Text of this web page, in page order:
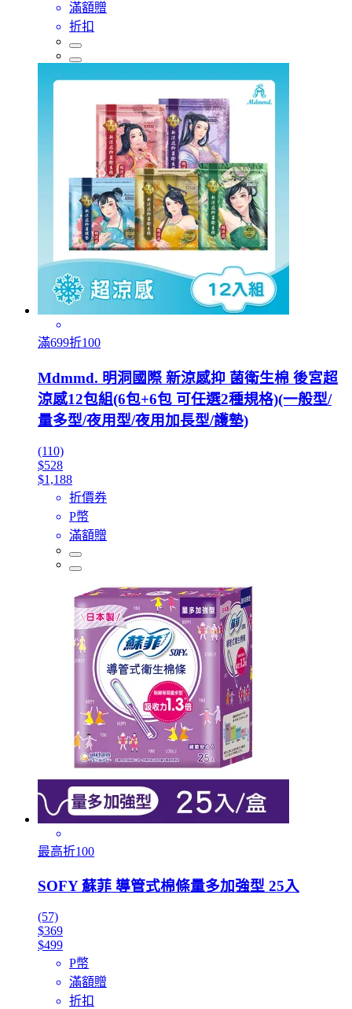
滿額贈
折扣
滿699折100
Mdmmd. 明洞國際 新涼感抑 菌衛生棉 後宮超
涼感12包組(6包+6包 可任選2種規格)(一般型/
量多型/夜用型/夜用加長型/護墊)
(110)
$528
$1,188
折價券
P幣
滿額贈
最高折100
SOFY 蘇菲 導管式棉條量多加強型 25入
(57)
$369
$499
P幣
滿額贈
折扣